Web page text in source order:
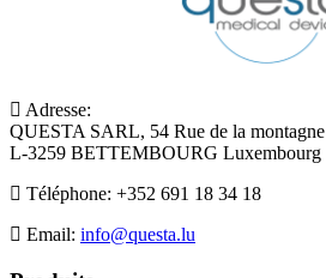
Adresse:
QUESTA SARL, 54 Rue de la montagne
L-3259 BETTEMBOURG Luxembourg
Téléphone: +352 691 18 34 18
Email: info@questa.lu